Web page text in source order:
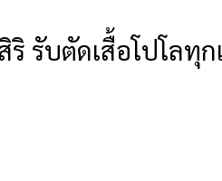
ริ รับตัดเสื้อโปโลทุ